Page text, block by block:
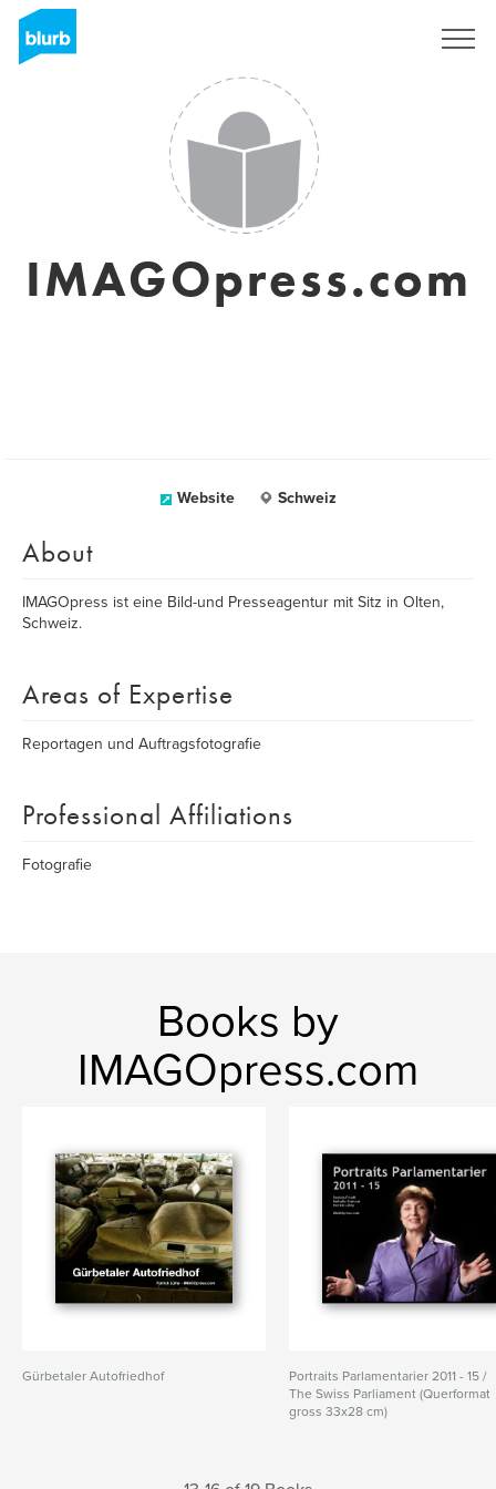
IMAGOpress.com
Website Schweiz
About
IMAGOpress ist eine Bild-und Presseagentur mit Sitz in Olten,
Schweiz.
Areas of Expertise
Reportagen und Auftragsfotografie
Professional Affiliations
Fotografie
Books by
IMAGOpress.com
Gürbetaler Autofriedhof
Portraits Parlamentarier 2011 - 15 /
The Swiss Parliament (Querformat
gross 33x28 cm)